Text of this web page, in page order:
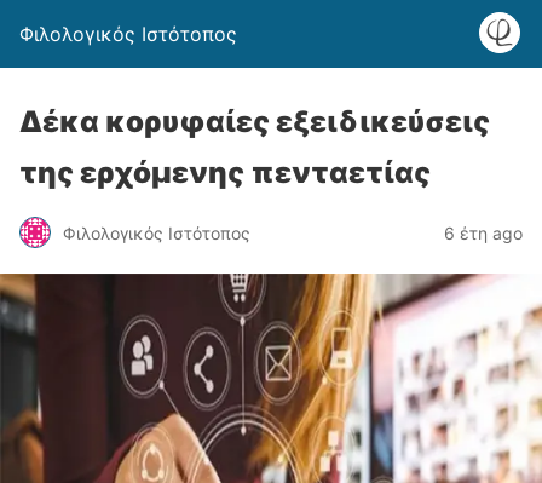
Φιλολογικός Ιστότοπος
Δέκα κορυφαίες εξειδικεύσεις
της ερχόμενης πενταετίας
Φιλολογικός Ιστότοπος 6 έτη ago